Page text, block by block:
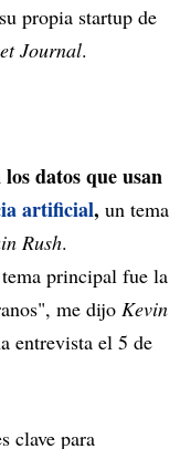
propia startup de
Journal.
datos que usan
artificial, un tema
Rush.
principal fue la
me dijo Kevin
entrevista el 5 de
clave para